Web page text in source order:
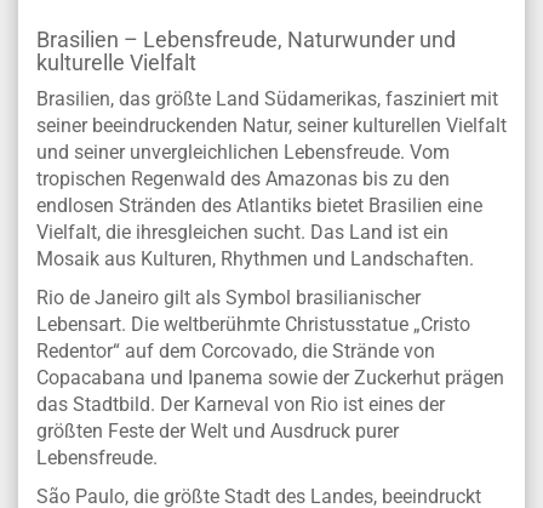
Brasilien – Lebensfreude, Naturwunder und
kulturelle Vielfalt
Brasilien, das größte Land Südamerikas, fasziniert mit
seiner beeindruckenden Natur, seiner kulturellen Vielfalt
und seiner unvergleichlichen Lebensfreude. Vom
tropischen Regenwald des Amazonas bis zu den
endlosen Stränden des Atlantiks bietet Brasilien eine
Vielfalt, die ihresgleichen sucht. Das Land ist ein
Mosaik aus Kulturen, Rhythmen und Landschaften.
Rio de Janeiro gilt als Symbol brasilianischer
Lebensart. Die weltberühmte Christusstatue „Cristo
Redentor“ auf dem Corcovado, die Strände von
Copacabana und Ipanema sowie der Zuckerhut prägen
das Stadtbild. Der Karneval von Rio ist eines der
größten Feste der Welt und Ausdruck purer
Lebensfreude.
São Paulo, die größte Stadt des Landes, beeindruckt